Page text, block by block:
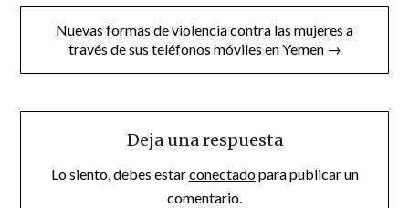
Nuevas formas de violencia contra las mujeres a
través de sus teléfonos móviles en Yemen →
Deja una respuesta
Lo siento, debes estarconectadopara publicar un
comentario.